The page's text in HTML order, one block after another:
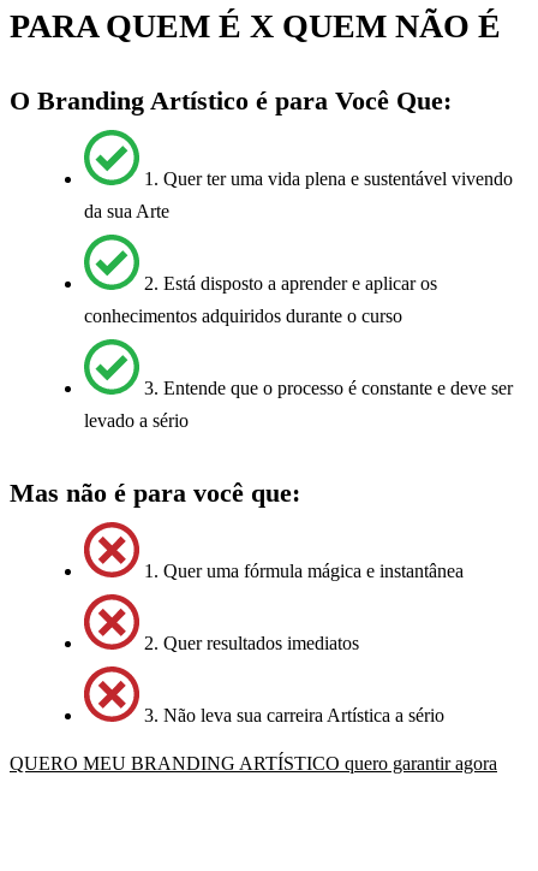
PARA QUEM É X QUEM NÃO É
O Branding Artístico é para Você Que:
1. Quer ter uma vida plena e sustentável vivendo
da sua Arte
2. Está disposto a aprender e aplicar os
conhecimentos adquiridos durante o curso
3. Entende que o processo é constante e deve ser
levado a sério
Mas não é para você que:
1. Quer uma fórmula mágica e instantânea
2. Quer resultados imediatos
3. Não leva sua carreira Artística a sério
QUERO MEU BRANDING ARTÍSTICO quero garantir agora